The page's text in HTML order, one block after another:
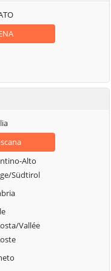
Alto
Südtirol
Vallée